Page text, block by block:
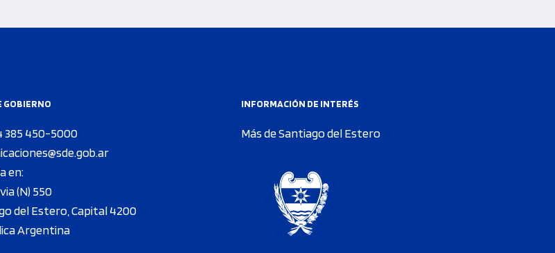
GOBIERNO
385 450-5000
en:
(N) 550
del Estero, Capital 4200
Argentina
INFORMACIÓN DE INTERÉS
Más de Santiago del Estero